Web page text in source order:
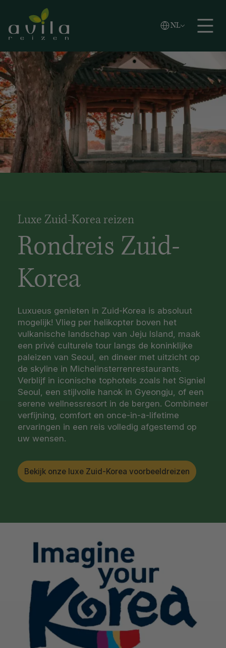
Zoeken
NL
Vlaams
English
Luxe Zuid-Korea reizen
Rondreis Zuid-
Korea
Luxueus genieten in Zuid-Korea is absoluut
mogelijk! Vlieg per helikopter boven het
vulkanische landschap van Jeju Island, maak
een privé culturele tour langs de koninklijke
paleizen van Seoul, en dineer met uitzicht op
de skyline in Michelinsterrenrestaurants.
Verblijf in iconische tophotels zoals het Signiel
Seoul, een stijlvolle hanok in Gyeongju, of een
serene wellnessresort in de bergen. Combineer
verfijning, comfort en once-in-a-lifetime
ervaringen in een reis volledig afgestemd op
uw wensen.
Bekijk onze luxe Zuid-Korea voorbeeldreizen